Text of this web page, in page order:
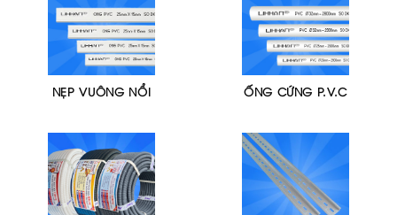
NẸP VUÔNG NỔI ỐNG CỨNG P.V.C